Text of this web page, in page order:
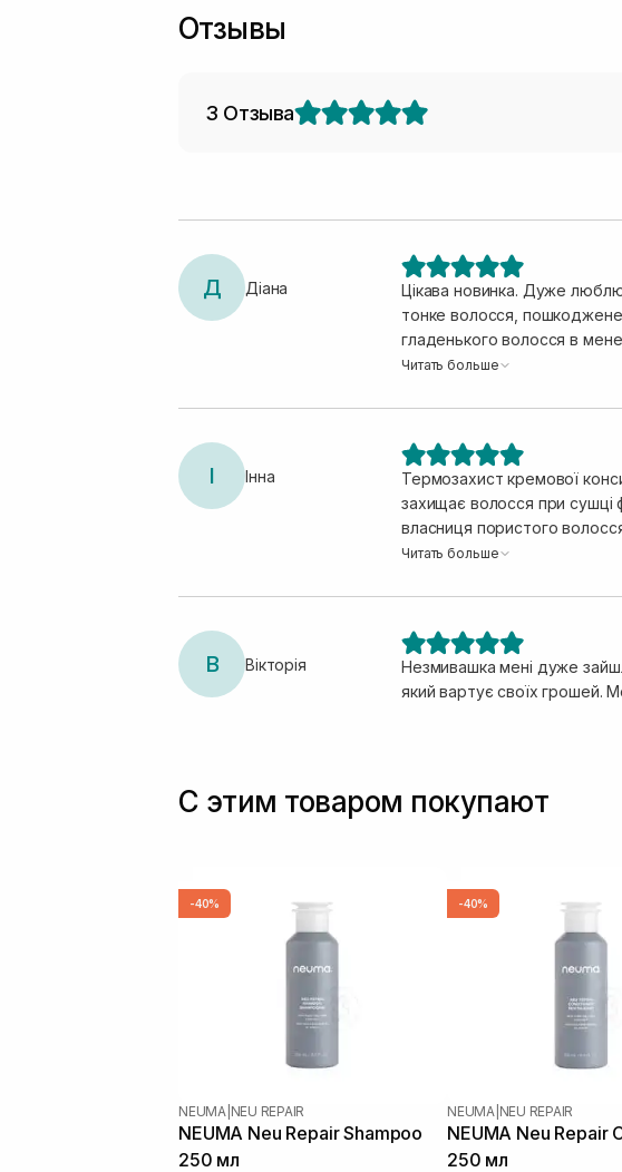
Отзывы
3 Отзыва
Д Діана
Цікава новинка. Дуже
тонке волосся,
гладенького волосся в
щільне, наповнене. Головне
Читать больше
І Інна
Термозахист кремової
захищає волосся при сушці
власниця пористого
блискуче, і якщо ви часто
Читать больше
В Вікторія
Незмивашка мені дуже
який вартує своїх грошей.
С этим товаром покупают
-40%
NEUMA| NEU REPAIR
NEUMA Neu Repair Shampoo
250 мл
-40%
NEUMA| NEU REPAIR
NEUMA Neu Repair
250 мл